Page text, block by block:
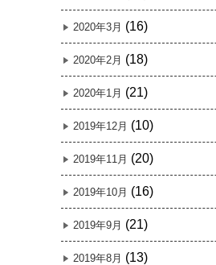
2020年3月 (16)
2020年2月 (18)
2020年1月 (21)
2019年12月 (10)
2019年11月 (20)
2019年10月 (16)
2019年9月 (21)
2019年8月 (13)